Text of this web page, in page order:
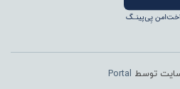
توسط Portal